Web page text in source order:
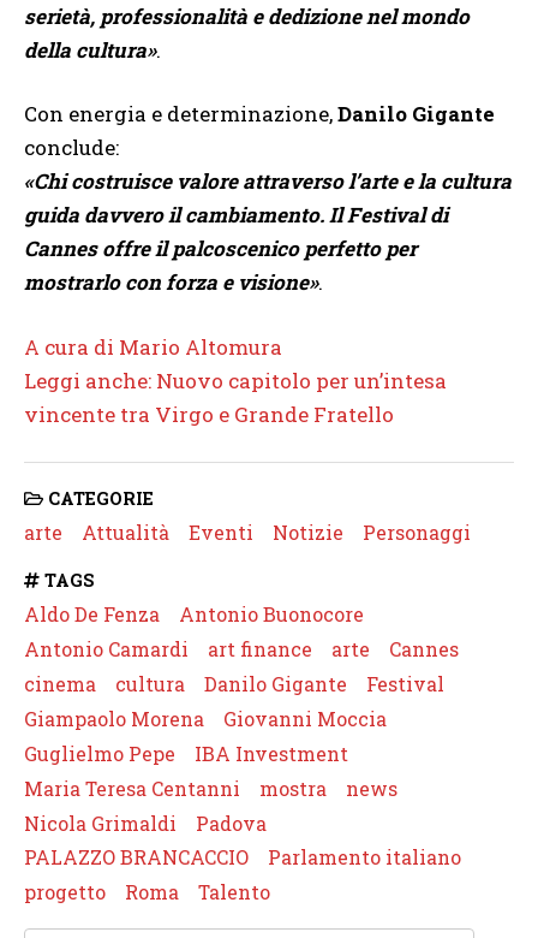
serietà, professionalità e dedizione nel mondo
della cultura».
Con energia e determinazione,Danilo Gigante
conclude:
«Chi costruisce valore attraverso l’arte e la cultura
guida davvero il cambiamento. Il Festival di
Cannes offre il palcoscenico perfetto per
mostrarlo con forza e visione».
A cura di Mario Altomura
Leggi anche: Nuovo capitolo per un’intesa
vincente tra Virgo e Grande Fratello
CATEGORIE
arte Attualità Eventi Notizie Personaggi
TAGS
Aldo De Fenza
Antonio Buonocore
Antonio Camardi
art finance arte
Cannes
cinema
cultura Danilo Gigante
Festival
Giampaolo Morena
Giovanni Moccia
Guglielmo Pepe
IBA Investment
Maria Teresa Centanni
mostra
news
Nicola Grimaldi
Padova
PALAZZO BRANCACCIO
Parlamento italiano
progetto
Roma Talento